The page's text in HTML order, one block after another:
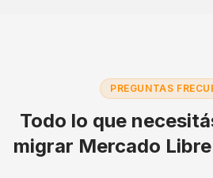
PREGUNTAS
Todo lo que
migrar Mercado Libre